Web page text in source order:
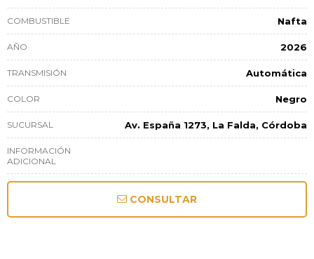
COMBUSTIBLE Nafta
AÑO 2026
TRANSMISIÓN Automática
COLOR Negro
SUCURSAL Av. España 1273, La Falda, Córdoba
INFORMACIÓN
ADICIONAL
CONSULTAR